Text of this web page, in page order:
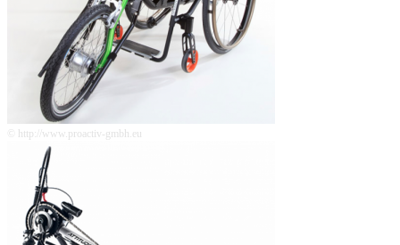
© http://www.proactiv-gmbh.eu